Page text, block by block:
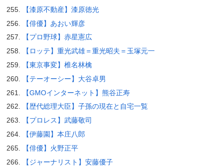
【漆原不動産】漆原徳光
【俳優】あおい輝彦
【プロ野球】赤星憲広
【ロッテ】重光武雄＝重光昭夫＝玉塚元一
【東京事変】椎名林檎
【テーオーシー】大谷卓男
【GMOインターネット】熊谷正寿
【歴代総理大臣】子孫の現在と自宅一覧
【プロレス】武藤敬司
【伊藤園】本庄八郎
【俳優】火野正平
【ジャーナリスト】安藤優子